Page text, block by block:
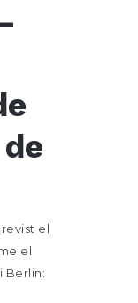
el
el
Berlin: